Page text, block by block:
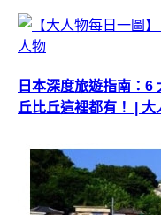
日本深度旅遊指南：6
丘比丘這裡都有！ | 大